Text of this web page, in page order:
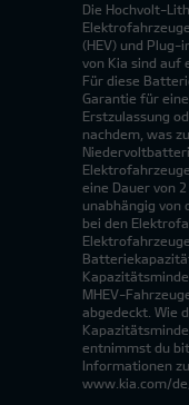
Die Hochvolt-
(HEV) und Plug-
von Kia sind auf
Für diese
Garantie für
Erstzulassung
nachdem, was
eine Dauer von
unabhängig von
bei den
MHEV-
abgedeckt. Wie
entnimmst du
Informationen
www.kia.com/